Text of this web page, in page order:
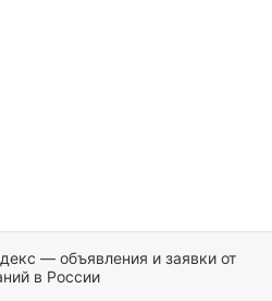
— объявления и заявки от
в России